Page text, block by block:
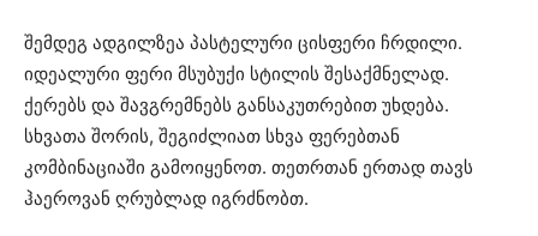
შემდეგ ადგილზეა პასტელური ცისფერი ჩრდილი.
იდეალური ფერი მსუბუქი სტილის შესაქმნელად.
ქერებს და შავგრემნებს განსაკუთრებით უხდება.
სხვათა შორის, შეგიძლიათ სხვა ფერებთან
კომბინაციაში გამოიყენოთ. თეთრთან ერთად თავს
ჰაეროვან ღრუბლად იგრძნობთ.